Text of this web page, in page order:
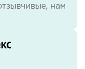
нам